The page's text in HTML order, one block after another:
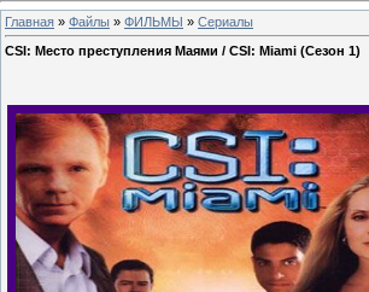
Главная » Файлы » ФИЛЬМЫ » Сериалы
CSI: Место преступления Маями / CSI: Miami (Сезон 1)